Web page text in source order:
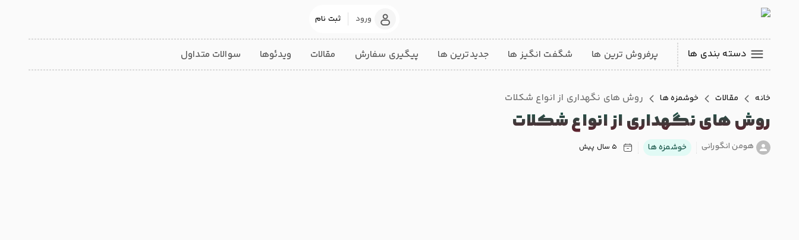
ورود ثبت نام
دسته بندی ها پرفروش ترین ها شگفت انگیز ها جدیدترین ها پیگیری سفارش مقالات ویدئوها سوالات متداول
خانه مقالات خوشمزه ها روش های نگهداری از انواع شکلات
روش های نگهداری از انواع شکلات
هومن انگورانی خوشمزه ها 5 سال پیش